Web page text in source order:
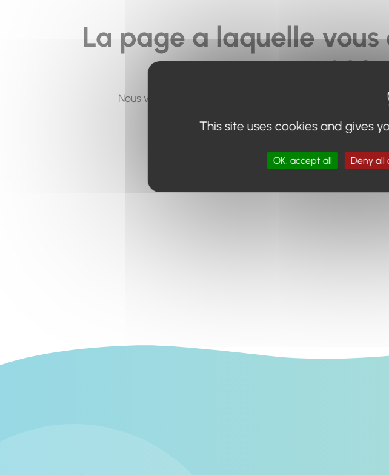
La page a laquelle
Nous vous invitons à utiliser le moteur de recherche en
This site uses cookies and gives
OK, accept all Deny all